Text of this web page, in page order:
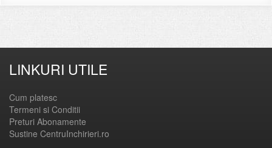
LINKURI UTILE
Cum platesc
Termeni si Conditii
Preturi Abonamente
Sustine CentruInchirieri.ro